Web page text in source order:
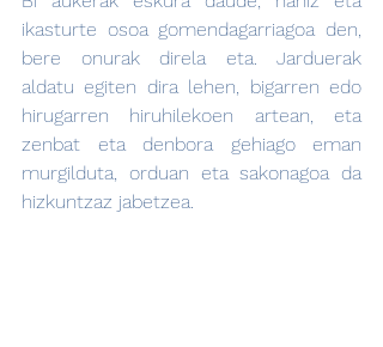
ikasturte osoa gomendagarriagoa den,
bere onurak direla eta. Jarduerak
aldatu egiten dira lehen, bigarren edo
hirugarren hiruhilekoen artean, eta
zenbat eta denbora gehiago eman
murgilduta, orduan eta sakonagoa da
hizkuntzaz jabetzea.